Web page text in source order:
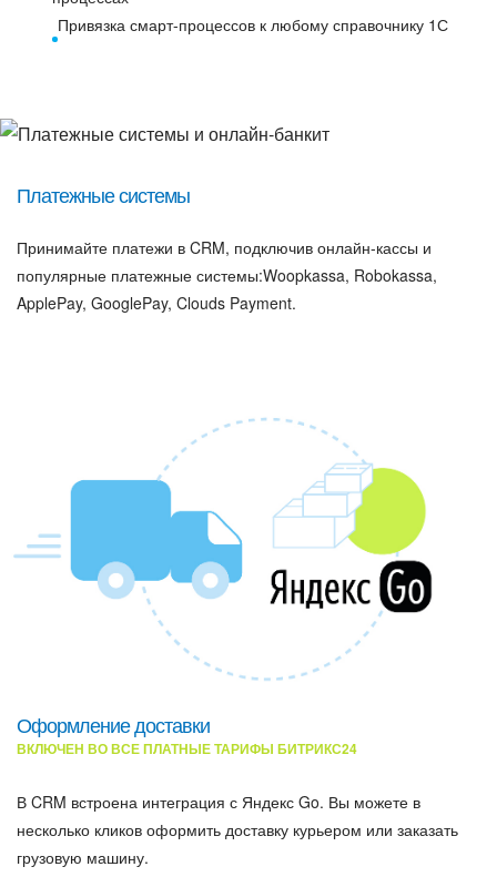
Привязка смарт-процессов к любому справочнику 1С
Платежные системы
Принимайте платежи в CRM, подключив онлайн-кассы и
популярные платежные системы:Woopkassa, Robokassa,
ApplePay, GooglePay, Clouds Payment.
Оформление доставки
ВКЛЮЧЕН ВО ВСЕ ПЛАТНЫЕ ТАРИФЫ БИТРИКС24
В CRM встроена интеграция с Яндекс Go. Вы можете в
несколько кликов оформить доставку курьером или заказать
грузовую машину.